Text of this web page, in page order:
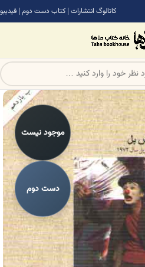
کاتالوگ انتشارات | کتاب دست دوم | فیدیبو
موجود نیست
دست دوم